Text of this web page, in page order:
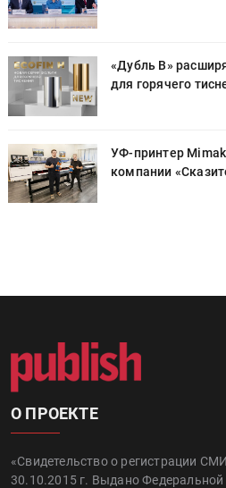
«Дубль В»
для горячего
УФ-принтер
компании
О ПРОЕКТЕ
«Свидетельство о регистрации
30.10.2015 г. Выдано